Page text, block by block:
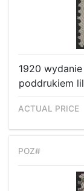
1920
poddrukiem